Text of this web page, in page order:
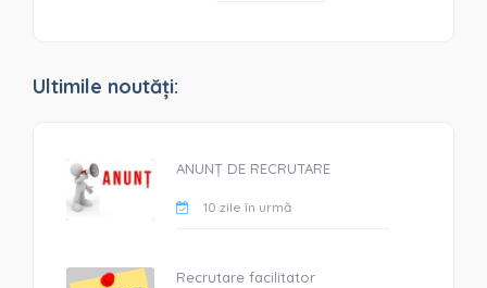
Ultimile noutăți:
ANUNȚ DE RECRUTARE
10 zile în urmă
Recrutare facilitator